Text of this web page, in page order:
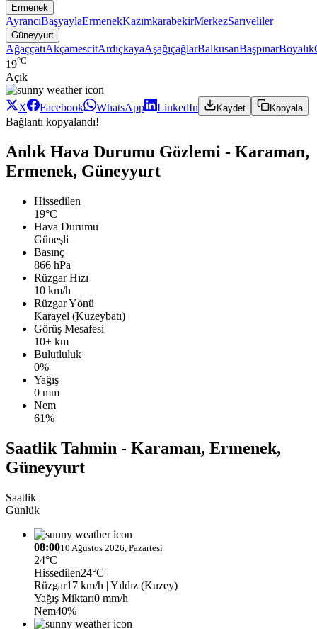
Ermenek
AyrancıBaşyaylaErmenekKazımkarabekirMerkezSarıveliler
Güneyyurt
AğaççatıAkçamescitArdıçkayaAşağıçağlarBalkusanBaşpınarBoyalık
19°C
Açık
X Facebook WhatsApp LinkedIn Kaydet Kopyala
Bağlantı kopyalandı!
Anlık Hava Durumu Gözlemi - Karaman,
Ermenek, Güneyyurt
Hissedilen
19°C
Hava Durumu
Güneşli
Basınç
866 hPa
Rüzgar Hızı
10 km/h
Rüzgar Yönü
Karayel (Kuzeybatı)
Görüş Mesafesi
10+ km
Bulutluluk
0%
Yağış
0 mm
Nem
61%
Saatlik Tahmin - Karaman, Ermenek,
Güneyyurt
Saatlik
Günlük
08:0010 Ağustos 2026, Pazartesi
24°C
Hissedilen24°C
Rüzgar17 km/h | Yıldız (Kuzey)
Yağış Miktarı0 mm/h
Nem40%